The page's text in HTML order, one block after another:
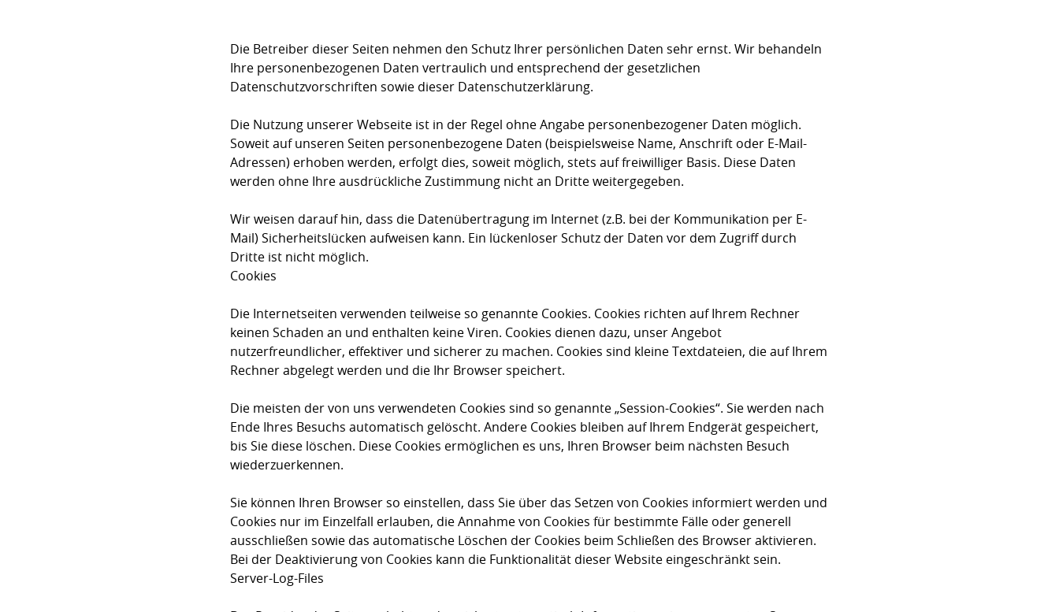
Die Betreiber dieser Seiten nehmen den Schutz Ihrer persönlichen Daten sehr ernst. Wir behandeln
Ihre personenbezogenen Daten vertraulich und entsprechend der gesetzlichen
Datenschutzvorschriften sowie dieser Datenschutzerklärung.
Die Nutzung unserer Webseite ist in der Regel ohne Angabe personenbezogener Daten möglich.
Soweit auf unseren Seiten personenbezogene Daten (beispielsweise Name, Anschrift oder E-Mail-
Adressen) erhoben werden, erfolgt dies, soweit möglich, stets auf freiwilliger Basis. Diese Daten
werden ohne Ihre ausdrückliche Zustimmung nicht an Dritte weitergegeben.
Wir weisen darauf hin, dass die Datenübertragung im Internet (z.B. bei der Kommunikation per E-
Mail) Sicherheitslücken aufweisen kann. Ein lückenloser Schutz der Daten vor dem Zugriff durch
Dritte ist nicht möglich.
Cookies
Die Internetseiten verwenden teilweise so genannte Cookies. Cookies richten auf Ihrem Rechner
keinen Schaden an und enthalten keine Viren. Cookies dienen dazu, unser Angebot
nutzerfreundlicher, effektiver und sicherer zu machen. Cookies sind kleine Textdateien, die auf Ihrem
Rechner abgelegt werden und die Ihr Browser speichert.
Die meisten der von uns verwendeten Cookies sind so genannte „Session-Cookies“. Sie werden nach
Ende Ihres Besuchs automatisch gelöscht. Andere Cookies bleiben auf Ihrem Endgerät gespeichert,
bis Sie diese löschen. Diese Cookies ermöglichen es uns, Ihren Browser beim nächsten Besuch
wiederzuerkennen.
Sie können Ihren Browser so einstellen, dass Sie über das Setzen von Cookies informiert werden und
Cookies nur im Einzelfall erlauben, die Annahme von Cookies für bestimmte Fälle oder generell
ausschließen sowie das automatische Löschen der Cookies beim Schließen des Browser aktivieren.
Bei der Deaktivierung von Cookies kann die Funktionalität dieser Website eingeschränkt sein.
Server-Log-Files